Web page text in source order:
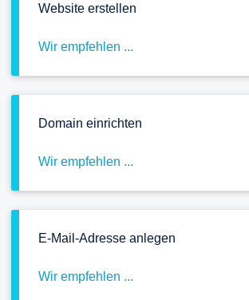
Website erstellen
Wir empfehlen ...
Domain einrichten
Wir empfehlen ...
E-Mail-Adresse anlegen
Wir empfehlen ...